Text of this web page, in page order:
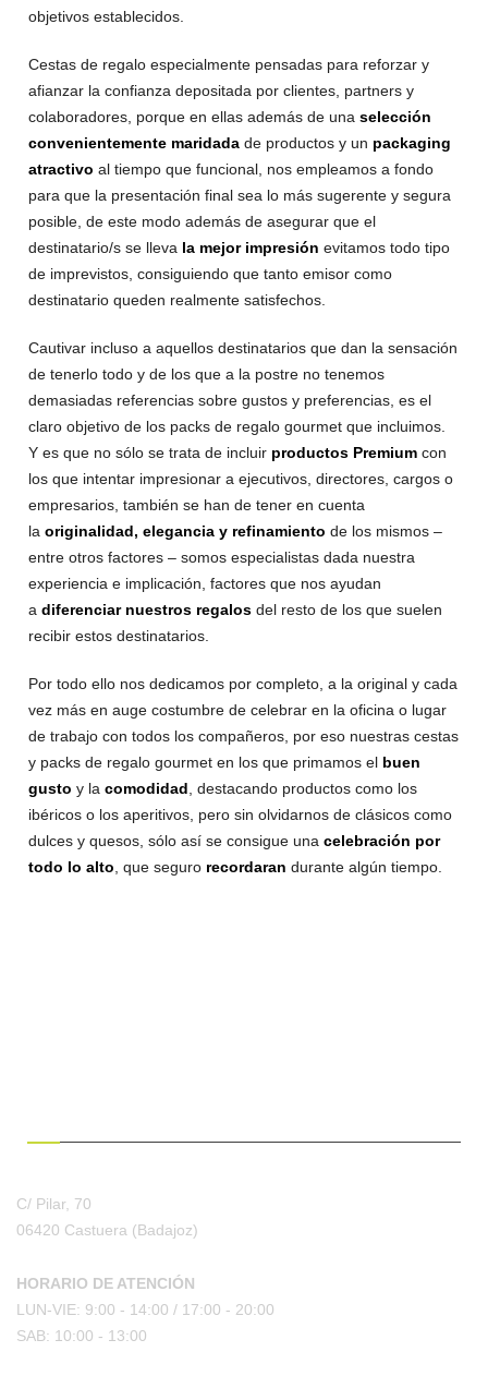
objetivos establecidos.
Cestas de regalo especialmente pensadas para reforzar y
afianzar la confianza depositada por clientes, partners y
colaboradores, porque en ellas además de unaselección
convenientemente maridada de productos y un packaging
atractivo al tiempo que funcional, nos empleamos a fondo
para que la presentación final sea lo más sugerente y segura
posible, de este modo además de asegurar que el
destinatario/s se lleva la mejor impresión evitamos todo tipo
de imprevistos, consiguiendo que tanto emisor como
destinatario queden realmente satisfechos.
Cautivar incluso a aquellos destinatarios que dan la sensación
de tenerlo todo y de los que a la postre no tenemos
demasiadas referencias sobre gustos y preferencias, es el
claro objetivo de los packs de regalo gourmet que incluimos.
Y es que no sólo se trata de incluir productos Premium con
los que intentar impresionar a ejecutivos, directores, cargos o
empresarios, también se han de tener en cuenta
laoriginalidad, elegancia y refinamiento de los mismos –
entre otros factores – somos especialistas dada nuestra
experiencia e implicación, factores que nos ayudan
adiferenciar nuestros regalos del resto de los que suelen
recibir estos destinatarios.
Por todo ello nos dedicamos por completo, a la original y cada
vez más en auge costumbre de celebrar en la oficina o lugar
de trabajo con todos los compañeros, por eso nuestras cestas
y packs de regalo gourmet en los que primamos el buen
gusto y lacomodidad , destacando productos como los
ibéricos o los aperitivos, pero sin olvidarnos de clásicos como
dulces y quesos, sólo así se consigue unacelebración por
todo lo alto , que seguro recordaran durante algún tiempo.
C/ Pilar, 70
06420 Castuera (Badajoz)
HORARIO DE ATENCIÓN
LUN-VIE: 9:00 - 14:00 / 17:00 - 20:00
SAB: 10:00 - 13:00